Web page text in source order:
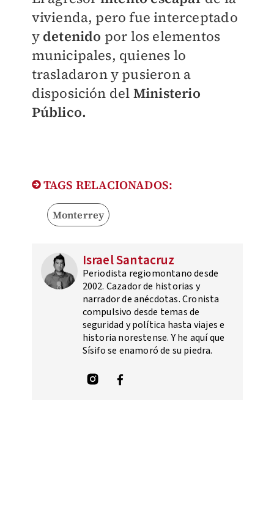
vivienda, pero fue interceptado
y detenido por los elementos
municipales, quienes lo
trasladaron y pusieron a
disposición del Ministerio
Público.
TAGS RELACIONADOS:
Monterrey
Israel Santacruz
Periodista regiomontano desde
2002. Cazador de historias y
narrador de anécdotas. Cronista
compulsivo desde temas de
seguridad y política hasta viajes e
historia norestense. Y he aquí que
Sísifo se enamoró de su piedra.